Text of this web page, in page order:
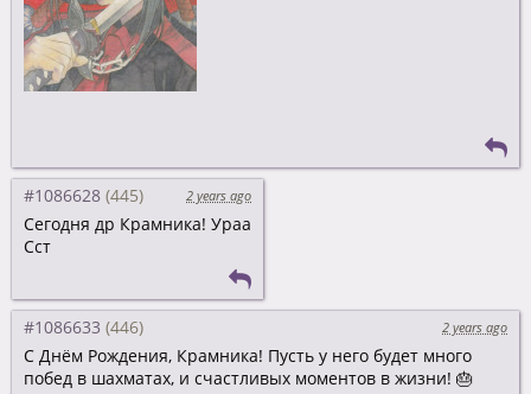
#1086628 2 years ago
Сегодня др Крамника! Ураа
Сст
#1086633 2 years ago
С Днём Рождения, Крамника! Пусть у него будет много
побед в шахматах, и счастливых моментов в жизни! 🎂